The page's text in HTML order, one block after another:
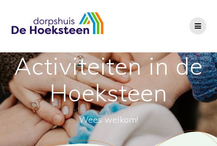
Activiteiten in de
Hoeksteen
Wees welkom!